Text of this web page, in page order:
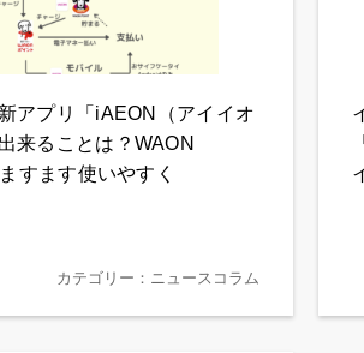
アプリ「iAEON（アイイオ
来ることは？WAON
すます使いやすく
カテゴリー：ニュースコラム